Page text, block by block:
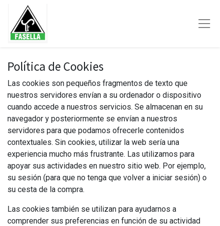
Política de Cookies
Las cookies son pequeños fragmentos de texto que
nuestros servidores envían a su ordenador o dispositivo
cuando accede a nuestros servicios. Se almacenan en su
navegador y posteriormente se envían a nuestros
servidores para que podamos ofrecerle contenidos
contextuales. Sin cookies, utilizar la web sería una
experiencia mucho más frustrante. Las utilizamos para
apoyar sus actividades en nuestro sitio web. Por ejemplo,
su sesión (para que no tenga que volver a iniciar sesión) o
su cesta de la compra.
Las cookies también se utilizan para ayudarnos a
comprender sus preferencias en función de su actividad